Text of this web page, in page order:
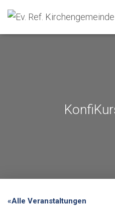
«Alle Veranstaltungen